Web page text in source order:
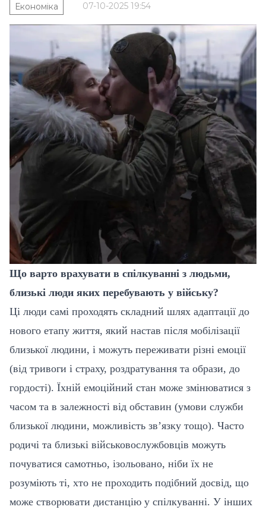
07-10-2025 19:54
Економіка
Що варто врахувати в спілкуванні з людьми,
близькі люди яких перебувають у війську?
Ці люди самі проходять складний шлях адаптації до
нового етапу життя, який настав після мобілізації
близької людини, і можуть переживати різні емоції
(від тривоги і страху, роздратування та образи, до
гордості). Їхній емоційний стан може змінюватися з
часом та в залежності від обставин (умови служби
близької людини, можливість зв’язку тощо). Часто
родичі та близькі військовослужбовців можуть
почуватися самотньо, ізольовано, ніби їх не
розуміють ті, хто не проходить подібний досвід, що
може створювати дистанцію у спілкуванні. У інших